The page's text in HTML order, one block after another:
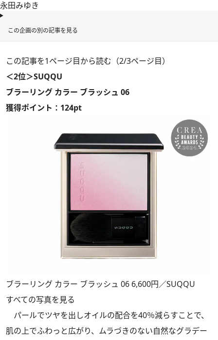
永田みゆき
この企画の別の記事を見る
この記事を1ページ目から読む（2/3ページ目）
＜2位＞SUQQU
ブラーリング カラー ブラッシュ 06
獲得ポイント：124pt
ブラーリング カラー ブラッシュ 06 6,600円／SUQQU
すべての写真を見る
パールでツヤを出しオイルの配合を40％減らすことで、
肌の上でふわっと広がり、ムラづきのない自然なグラデー